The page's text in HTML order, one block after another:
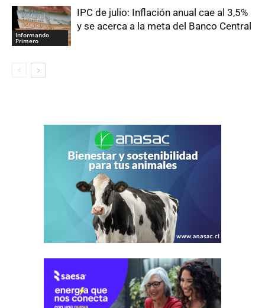
Informando
Primero
IPC de julio: Inflación anual cae al 3,5%
y se acerca a la meta del Banco Central